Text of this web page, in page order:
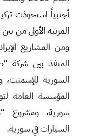
المرتبة الأولى من
ومن المشاريع
المنفذ بين شركة
السورية للإسمنت،
المؤسسة العامة
سورية، ومشروع
السيارات في سورية.